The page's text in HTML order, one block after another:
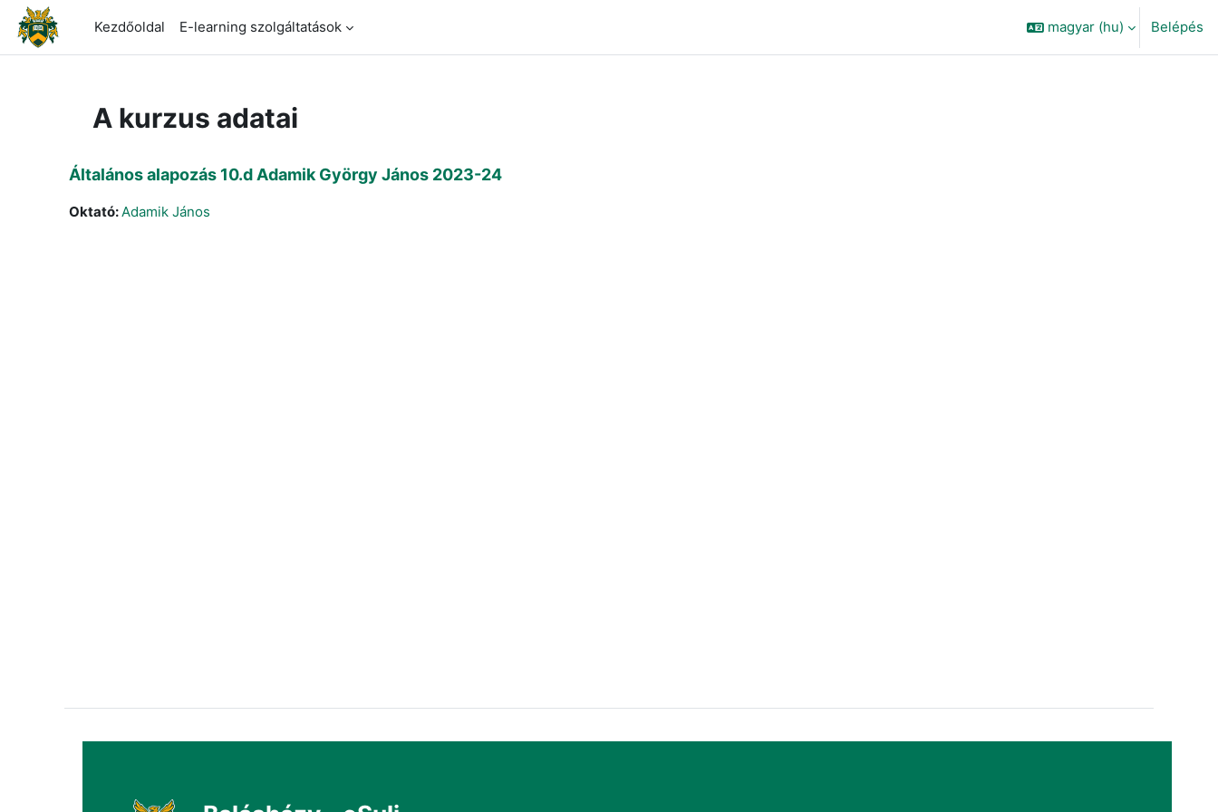
Tovább a fő tartalomhoz
Kezdőoldal
E-learning szolgáltatások magyar ‎(hu)‎ Belépés
A kurzus adatai
Általános alapozás 10.d Adamik György János 2023-24
Oktató:Adamik János